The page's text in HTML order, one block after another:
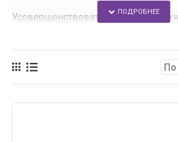
Усовершенствовать свое авто
аэродинамические обвесы для